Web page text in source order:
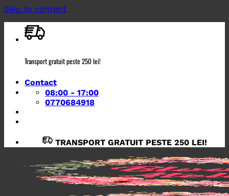
Skip to content
Transport gratuit peste 250 lei!
Contact
08:00 - 17:00
0770684918
TRANSPORT GRATUIT PESTE 250 LEI!